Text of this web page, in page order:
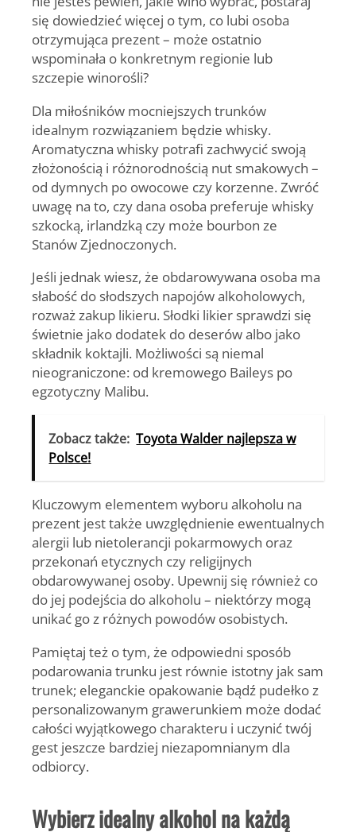
się dowiedzieć więcej o tym, co lubi osoba
otrzymująca prezent – może ostatnio
wspominała o konkretnym regionie lub
szczepie winorośli?
Dla miłośników mocniejszych trunków
idealnym rozwiązaniem będzie whisky.
Aromatyczna whisky potrafi zachwycić swoją
złożonością i różnorodnością nut smakowych –
od dymnych po owocowe czy korzenne. Zwróć
uwagę na to, czy dana osoba preferuje whisky
szkocką, irlandzką czy może bourbon ze
Stanów Zjednoczonych.
Jeśli jednak wiesz, że obdarowywana osoba ma
słabość do słodszych napojów alkoholowych,
rozważ zakup likieru. Słodki likier sprawdzi się
świetnie jako dodatek do deserów albo jako
składnik koktajli. Możliwości są niemal
nieograniczone: od kremowego Baileys po
egzotyczny Malibu.
Zobacz także: Toyota Walder najlepsza w
Polsce!
Kluczowym elementem wyboru alkoholu na
prezent jest także uwzględnienie ewentualnych
alergii lub nietolerancji pokarmowych oraz
przekonań etycznych czy religijnych
obdarowywanej osoby. Upewnij się również co
do jej podejścia do alkoholu – niektórzy mogą
unikać go z różnych powodów osobistych.
Pamiętaj też o tym, że odpowiedni sposób
podarowania trunku jest równie istotny jak sam
trunek; eleganckie opakowanie bądź pudełko z
personalizowanym grawerunkiem może dodać
całości wyjątkowego charakteru i uczynić twój
gest jeszcze bardziej niezapomnianym dla
odbiorcy.
Wybierz idealny alkohol na każdą